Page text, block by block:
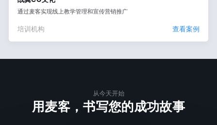
通过麦客实现线上教学管理和宣传营销推广
培训机构 查看案例
从今天开始
用麦客，书写您的成功故事